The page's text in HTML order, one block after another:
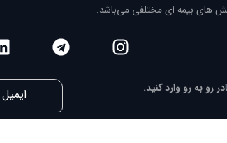
های بیمه ای مختلفی می‌باشد.
رو به رو وارد کنید.